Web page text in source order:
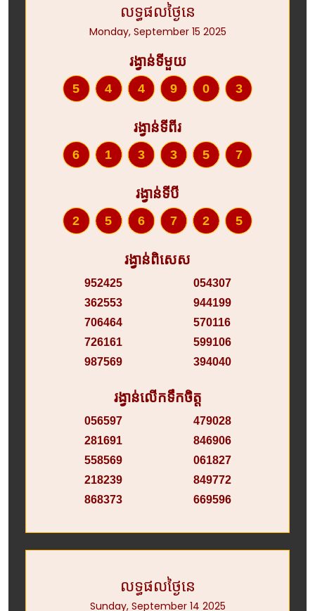
លទ្ធផលថ្ងៃនេ
Monday, September 15 2025
រង្វាន់ទីមួយ
544903
រង្វាន់ទីពីរ
613357
រង្វាន់ទីបី
256725
រង្វាន់ពិសេស
952425
362553
706464
726161
987569
054307
944199
570116
599106
394040
រង្វាន់លើកទឹកចិត្ត
056597
281691
558569
218239
868373
479028
846906
061827
849772
669596
លទ្ធផលថ្ងៃនេ
Sunday, September 14 2025